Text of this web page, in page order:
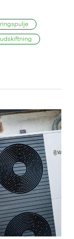
udskiftning